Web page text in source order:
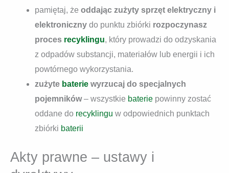
pamiętaj, że oddając zużyty sprzęt elektryczny i
elektroniczny do punktu zbiórki rozpoczynasz
proces recyklingu, który prowadzi do odzyskania
z odpadów substancji, materiałów lub energii i ich
powtórnego wykorzystania.
zużyte baterie wyrzucaj do specjalnych
pojemników– wszystkie baterie powinny zostać
oddane do recyklingu w odpowiednich punktach
zbiórki baterii
Akty prawne – ustawy i